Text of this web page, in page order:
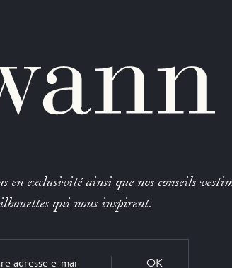
en exclusivité ainsi que nos conseils
qui nous inspirent.
OK